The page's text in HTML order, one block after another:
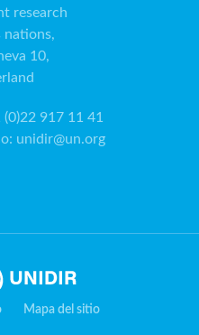
research
nations,
10,
(0)22 917 11 41
: unidir@un.org
Mapa del sitio